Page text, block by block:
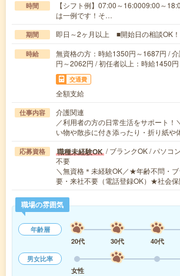
時間
【シフト例】07:00～16:0009:00～
は一例です！そ…
期間 即日～2ヶ月以上 ■開始日の相談OK！
時給
無資格の方：時給1350円～1687円 /
円～2062円 / 初任者以上：時給1450
交通費
全額支給
仕事内容
介護関連
／利用者の方の日常生活をサポート
い物や散歩に付き添ったり・折り紙
応募資格 職種未経験OK / ブランクOK / パソコ
不要
＼無資格＊未経験OK／★年齢不問・
要・来社不要（電話登録OK）★社会
職場の雰囲気
年齢層
20代
30代 40代
男女比率
女性